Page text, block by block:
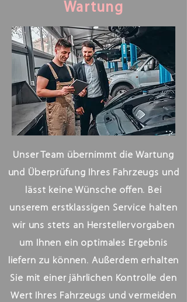
Wartung
Unser Team übernimmt die Wartung
und Überprüfung Ihres Fahrzeugs und
lässt keine Wünsche offen. Bei
unserem erstklassigen Service halten
wir uns stets an Herstellervorgaben
um Ihnen ein optimales Ergebnis
liefern zu können. Außerdem erhalten
Sie mit einer jährlichen Kontrolle den
Wert Ihres Fahrzeugs und vermeiden